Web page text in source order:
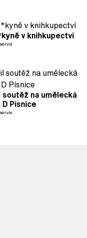
v knihkupectví
na umělecká
Písnice